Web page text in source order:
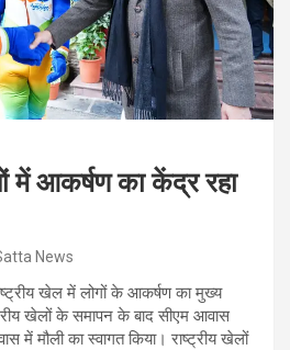
में आकर्षण का केंद्र रहा
News
खेल में लोगों के आकर्षण का मुख्य
खेलों के समापन के बाद सीएम आवास
में मौली का स्वागत किया। राष्ट्रीय खेलों